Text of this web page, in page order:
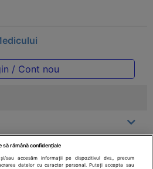
/ Cont nou
să rămână confidențiale
sau accesăm informații pe dispozitivul dvs., precum
datelor cu caracter personal. Puteți accepta sau